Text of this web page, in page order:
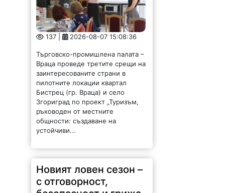
137 | 2026-08-07 15:08:36
Търговско-промишлена палата –
Враца проведе третите срещи на
заинтересованите страни в
пилотните локации квартал
Бистрец (гр. Враца) и село
Згориград по проект „Туризъм,
ръководен от местните
общности: създаване на
устойчиви...
Новият ловен сезон –
с отговорност,